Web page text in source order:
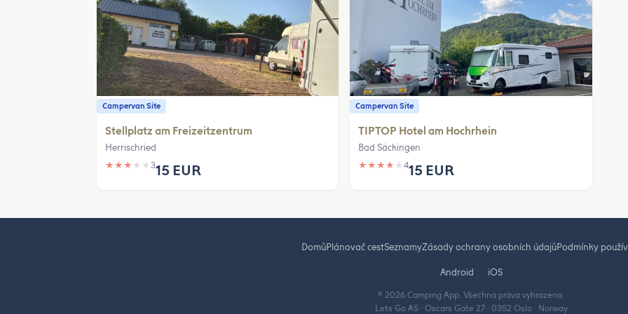
Campervan Site
Stellplatz am Freizeitzentrum
Herrischried
★ ★ ★ ★ ★ 315 EUR
Campervan Site
TIPTOP Hotel am Hochrhein
Bad Säckingen
★ ★ ★ ★ ★415 EUR
DomůPlánovač cestSeznamyZásady ochrany osobních údajůPodmínky
Android iOS
© 2026 Camping App. Všechna práva vyhrazena.
Lets Go AS · Oscars Gate 27 · 0352 Oslo · Norway